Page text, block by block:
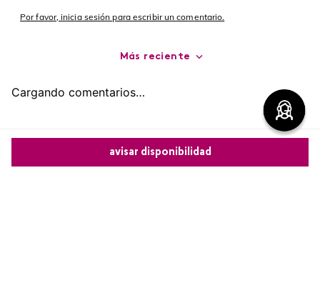
avisar disponibilidad
Por favor, inicia sesión para escribir un comentario.
Más reciente
Cargando comentarios…